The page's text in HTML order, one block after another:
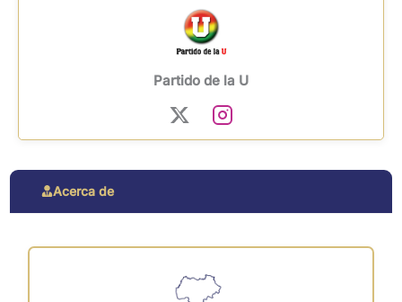
Partido de la U
Acerca de